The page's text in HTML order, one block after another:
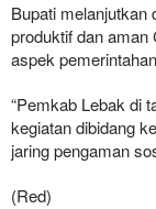
Bupati melanjutkan
produktif dan aman
aspek
“Pemkab Lebak di
kegiatan dibidang
jaring pengaman
(Red)